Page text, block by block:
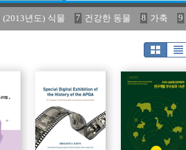
(2013년도) 식물 7 건강한 동물 8 가축 9
15 구제역 16 관리 17 연보 18 2023